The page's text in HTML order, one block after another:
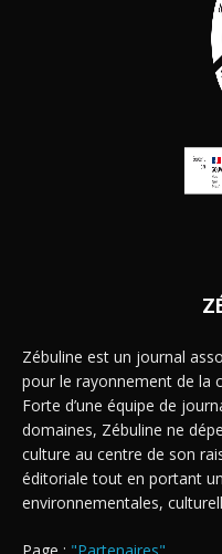
Zébuline est un journal
pour le rayonnement de la
Forte d’une équipe de
domaines, Zébuline ne
culture au centre de son
éditoriale tout en portant
environnementales,